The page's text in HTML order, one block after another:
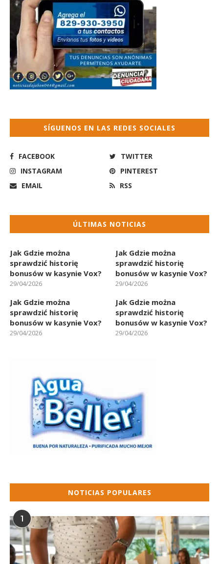
SÍGUENOS EN LAS REDES SOCIALES
FACEBOOK
TWITTER
INSTAGRAM
PINTEREST
EMAIL
RSS
ÚLTIMAS NOTICIAS
Jak Gdzie można
sprawdzić historię
bonusów w kasynie Vox?
29/04/2026
Jak Gdzie można
sprawdzić historię
bonusów w kasynie Vox?
29/04/2026
Jak Gdzie można
sprawdzić historię
bonusów w kasynie Vox?
29/04/2026
Jak Gdzie można
sprawdzić historię
bonusów w kasynie Vox?
29/04/2026
NOTICIAS POPULARES
1